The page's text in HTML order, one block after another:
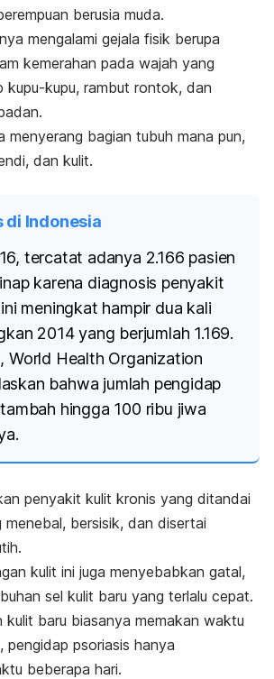
berusia muda.
mengalami gejala fisik berupa
kemerahan pada wajah yang
kupu-kupu, rambut rontok, dan
menyerang bagian tubuh mana pun,
dan kulit.
di Indonesia
tercatat adanya 2.166 pasien
karena diagnosis penyakit
meningkat hampir dua kali
2014 yang berjumlah 1.169.
World Health Organization
bahwa jumlah pengidap
hingga 100 ribu jiwa
penyakit kulit kronis yang ditandai
bersisik, dan disertai
kulit ini juga menyebabkan gatal,
sel kulit baru yang terlalu cepat.
kulit baru biasanya memakan waktu
pengidap psoriasis hanya
beberapa hari.